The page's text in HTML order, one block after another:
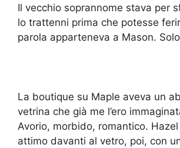
Il vecchio soprannome stava per
lo trattenni prima che potesse
parola apparteneva a Mason.
La boutique su Maple aveva un
vetrina che già me l’ero
Avorio, morbido, romantico.
attimo davanti al vetro, poi, con